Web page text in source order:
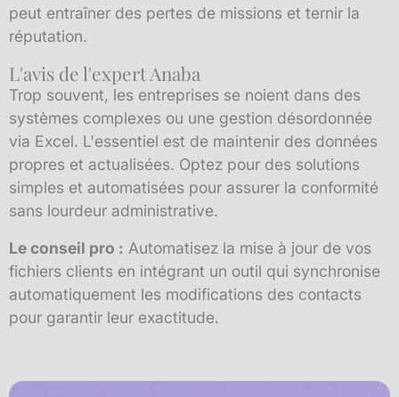
peut entraîner des pertes de missions et ternir la
réputation.
L'avis de l'expert Anaba
Trop souvent, les entreprises se noient dans des
systèmes complexes ou une gestion désordonnée
via Excel. L'essentiel est de maintenir des données
propres et actualisées. Optez pour des solutions
simples et automatisées pour assurer la conformité
sans lourdeur administrative.
Le conseil pro : Automatisez la mise à jour de vos
fichiers clients en intégrant un outil qui synchronise
automatiquement les modifications des contacts
pour garantir leur exactitude.